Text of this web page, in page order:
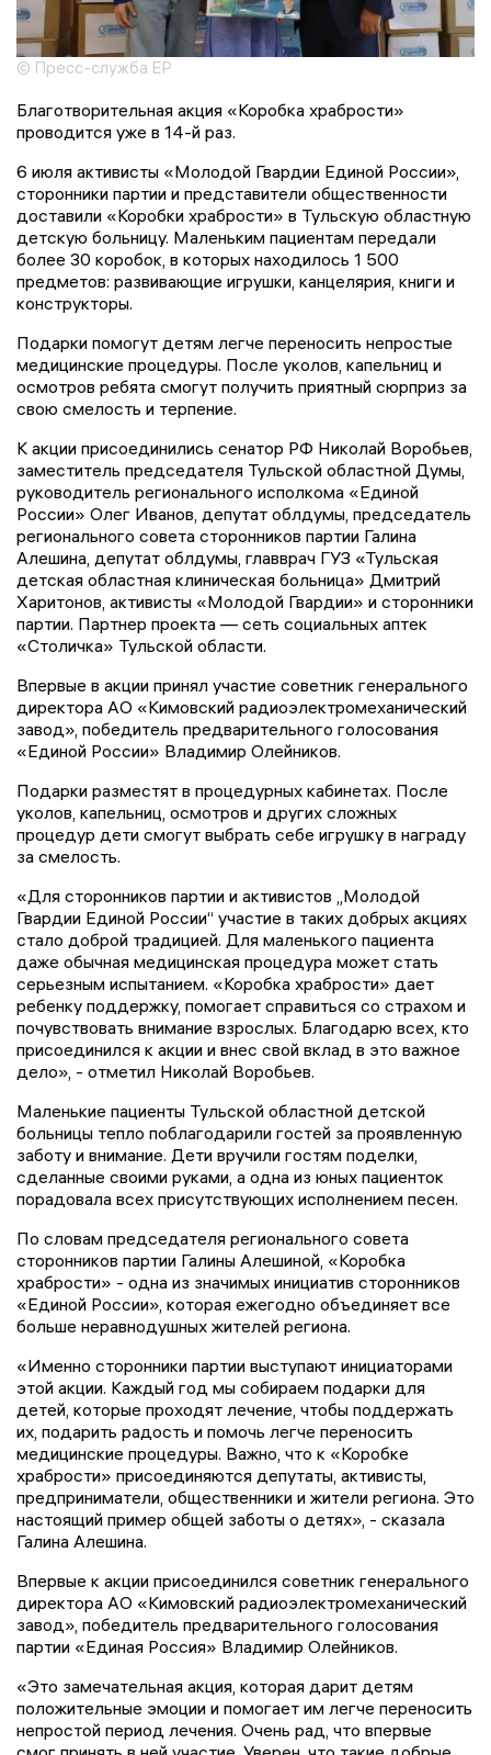
© Пресс-служба ЕР
Благотворительная акция «Коробка храбрости»
проводится уже в 14-й раз.
6 июля активисты «Молодой Гвардии Единой России»,
сторонники партии и представители общественности
доставили «Коробки храбрости» в Тульскую областную
детскую больницу. Маленьким пациентам передали
более 30 коробок, в которых находилось 1 500
предметов: развивающие игрушки, канцелярия, книги и
конструкторы.
Подарки помогут детям легче переносить непростые
медицинские процедуры. После уколов, капельниц и
осмотров ребята смогут получить приятный сюрприз за
свою смелость и терпение.
К акции присоединились сенатор РФ Николай Воробьев,
заместитель председателя Тульской областной Думы,
руководитель регионального исполкома «Единой
России» Олег Иванов, депутат облдумы, председатель
регионального совета сторонников партии Галина
Алешина, депутат облдумы, главврач ГУЗ «Тульская
детская областная клиническая больница» Дмитрий
Харитонов, активисты «Молодой Гвардии» и сторонники
партии. Партнер проекта — сеть социальных аптек
«Столичка» Тульской области.
Впервые в акции принял участие советник генерального
директора АО «Кимовский радиоэлектромеханический
завод», победитель предварительного голосования
«Единой России» Владимир Олейников.
Подарки разместят в процедурных кабинетах. После
уколов, капельниц, осмотров и других сложных
процедур дети смогут выбрать себе игрушку в награду
за смелость.
«Для сторонников партии и активистов „Молодой
Гвардии Единой России“ участие в таких добрых акциях
стало доброй традицией. Для маленького пациента
даже обычная медицинская процедура может стать
серьезным испытанием. «Коробка храбрости» дает
ребенку поддержку, помогает справиться со страхом и
почувствовать внимание взрослых. Благодарю всех, кто
присоединился к акции и внес свой вклад в это важное
дело», - отметил Николай Воробьев.
Маленькие пациенты Тульской областной детской
больницы тепло поблагодарили гостей за проявленную
заботу и внимание. Дети вручили гостям поделки,
сделанные своими руками, а одна из юных пациенток
порадовала всех присутствующих исполнением песен.
По словам председателя регионального совета
сторонников партии Галины Алешиной, «Коробка
храбрости» - одна из значимых инициатив сторонников
«Единой России», которая ежегодно объединяет все
больше неравнодушных жителей региона.
«Именно сторонники партии выступают инициаторами
этой акции. Каждый год мы собираем подарки для
детей, которые проходят лечение, чтобы поддержать
их, подарить радость и помочь легче переносить
медицинские процедуры. Важно, что к «Коробке
храбрости» присоединяются депутаты, активисты,
предприниматели, общественники и жители региона. Это
настоящий пример общей заботы о детях», - сказала
Галина Алешина.
Впервые к акции присоединился советник генерального
директора АО «Кимовский радиоэлектромеханический
завод», победитель предварительного голосования
партии «Единая Россия» Владимир Олейников.
«Это замечательная акция, которая дарит детям
положительные эмоции и помогает им легче переносить
непростой период лечения. Очень рад, что впервые